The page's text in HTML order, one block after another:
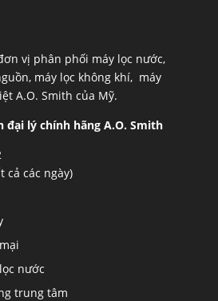
vị phân phối máy lọc nước,
máy lọc không khí, máy
A.O. Smith của Mỹ.
đại lý chính hãng A.O. Smith
cả các ngày)
nước
trung tâm